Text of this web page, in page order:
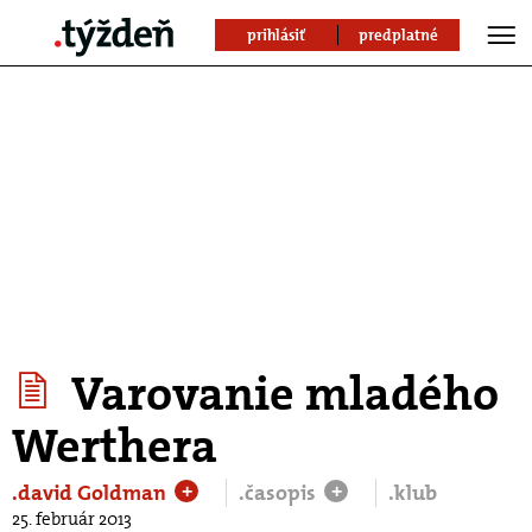
prihlásiť predplatné
Varovanie mladého
Werthera
.david Goldman + .časopis + .klub
25. február 2013